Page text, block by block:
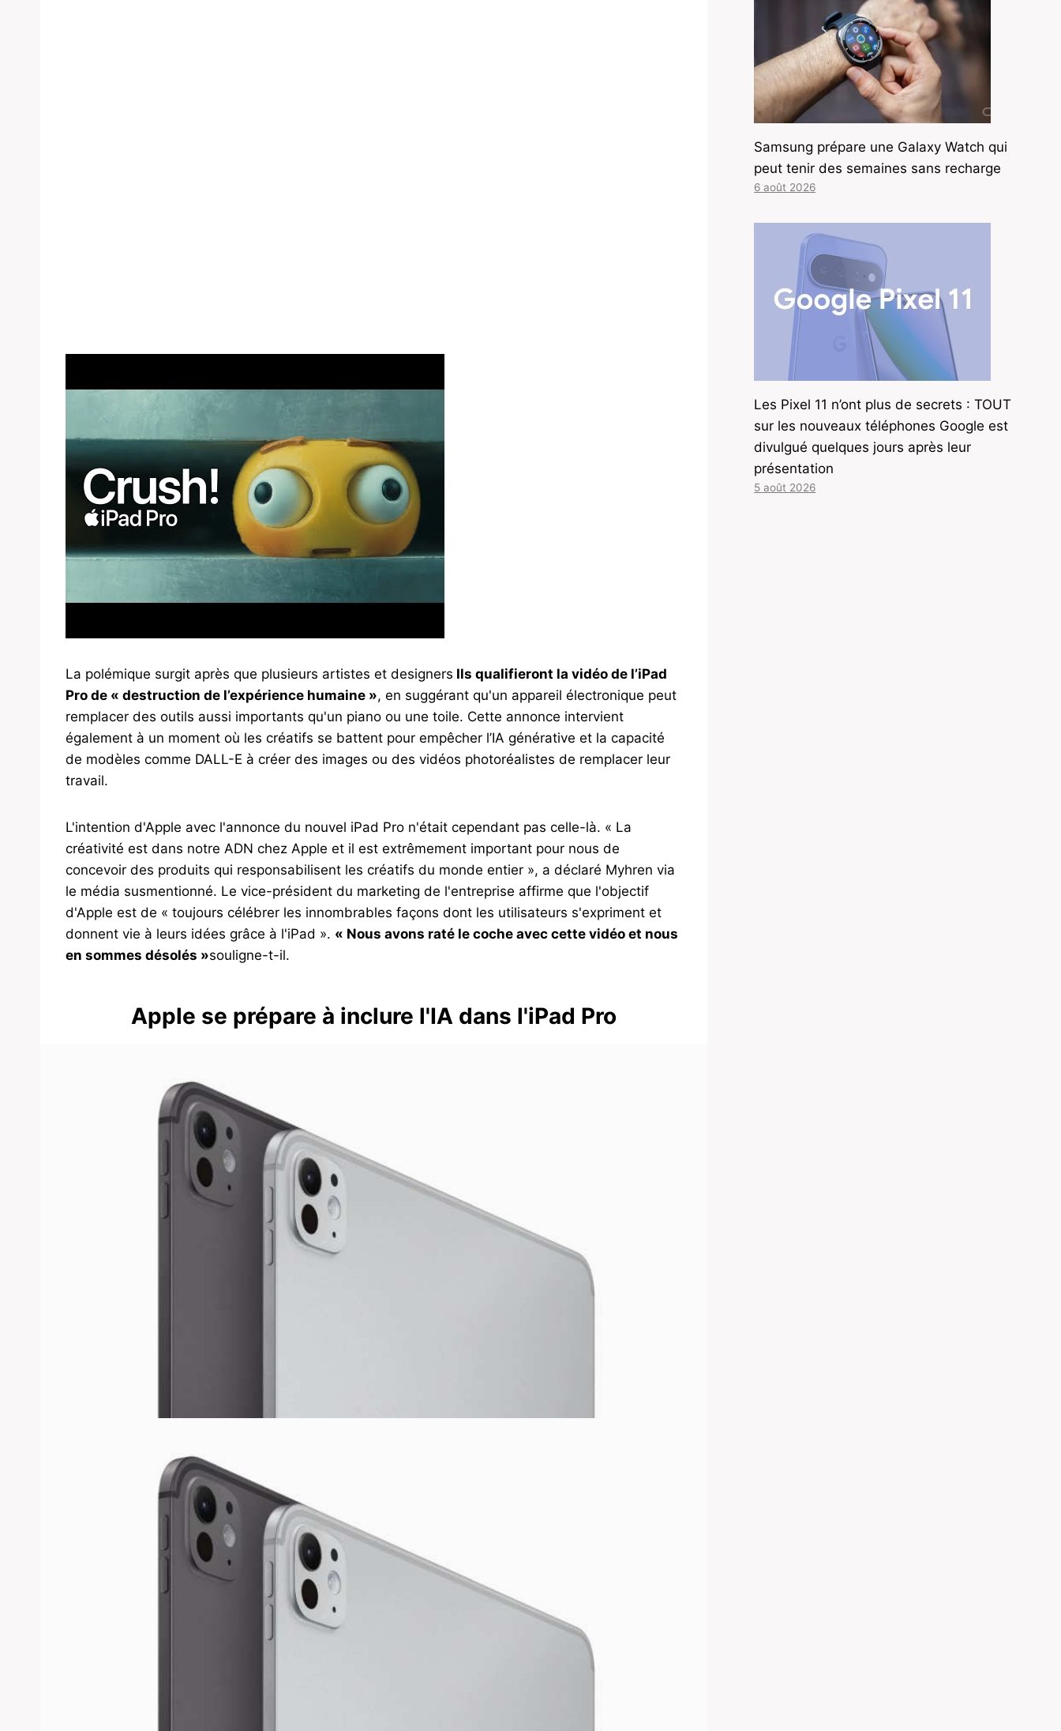
La polémique surgit après que plusieurs artistes et designers Ils qualifieront la vidéo de l’iPad
Pro de « destruction de l’expérience humaine », en suggérant qu'un appareil électronique peut
remplacer des outils aussi importants qu'un piano ou une toile. Cette annonce intervient
également à un moment où les créatifs se battent pour empêcher l’IA générative et la capacité
de modèles comme DALL-E à créer des images ou des vidéos photoréalistes de remplacer leur
travail.
L'intention d'Apple avec l'annonce du nouvel iPad Pro n'était cependant pas celle-là. « La
créativité est dans notre ADN chez Apple et il est extrêmement important pour nous de
concevoir des produits qui responsabilisent les créatifs du monde entier », a déclaré Myhren via
le média susmentionné. Le vice-président du marketing de l'entreprise affirme que l'objectif
d'Apple est de « toujours célébrer les innombrables façons dont les utilisateurs s'expriment et
donnent vie à leurs idées grâce à l'iPad ». « Nous avons raté le coche avec cette vidéo et nous
en sommes désolés »souligne-t-il.
Apple se prépare à inclure l'IA dans l'iPad Pro
Samsung prépare une Galaxy Watch qui
peut tenir des semaines sans recharge
6 août 2026
Les Pixel 11 n’ont plus de secrets : TOUT
sur les nouveaux téléphones Google est
divulgué quelques jours après leur
présentation
5 août 2026